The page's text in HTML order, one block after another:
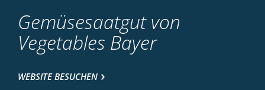
Gemüsesaatgut von
Vegetables Bayer
WEBSITE BESUCHEN